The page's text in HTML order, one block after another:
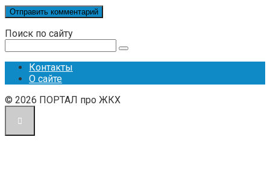
Поиск по сайту
Контакты
О сайте
© 2026 ПОРТАЛ про ЖКХ